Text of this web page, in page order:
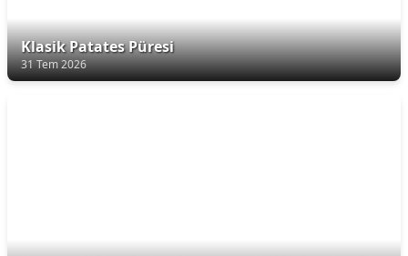
Klasik Patates Püresi
31 Tem 2026